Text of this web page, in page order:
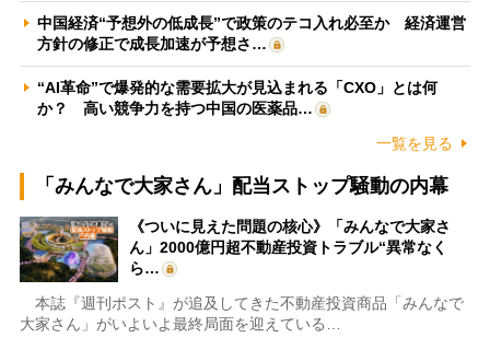
中国経済“予想外の低成長”で政策のテコ入れ必至か 経済運営
方針の修正で成長加速が予想さ…
“AI革命”で爆発的な需要拡大が見込まれる「CXO」とは何
か？ 高い競争力を持つ中国の医薬品…
一覧を見る
「みんなで大家さん」配当ストップ騒動の内幕
《ついに見えた問題の核心》「みんなで大家さ
ん」2000億円超不動産投資トラブル“異常なく
ら…
本誌『週刊ポスト』が追及してきた不動産投資商品「みんなで
大家さん」がいよいよ最終局面を迎えている…